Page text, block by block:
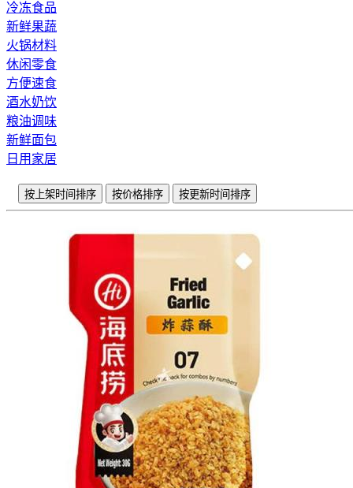
冷冻食品
新鲜果蔬
火锅材料
休闲零食
方便速食
酒水奶饮
粮油调味
新鲜面包
日用家居
按上架时间排序 按价格排序 按更新时间排序